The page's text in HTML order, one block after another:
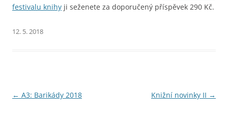
festivalu knihy ji seženete za doporučený příspěvek 290 Kč.
12. 5. 2018
Navigace
← A3: Barikády 2018 Knižní novinky II →